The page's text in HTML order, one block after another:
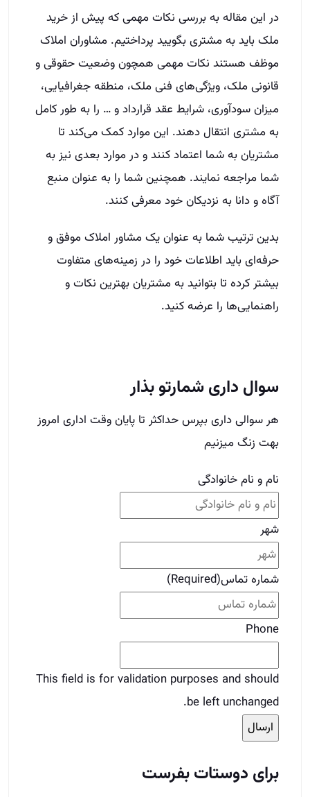
مشتریان به شما اعتماد کنند و در موارد بعدی نیز به
شما مراجعه نمایند. همچنین شما را به عنوان منبع
آگاه و دانا به نزدیکان خود معرفی کنند.
بدین ترتیب شما به عنوان یک مشاور املاک موفق و
حرفه‌ای باید اطلاعات خود را در زمینه‌های متفاوت
بیشتر کرده تا بتوانید به مشتریان بهترین نکات و
راهنمایی‌ها را عرضه کنید.
سوال داری شمارتو بذار
هر سوالی داری بپرس حداکثر تا پایان وقت اداری امروز
بهت زنگ میزنیم
شهر
شماره تماس(Required)
Phone
This field is for validation purposes and should
be left unchanged.
برای دوستات بفرست
قبلیقبلی7 نکته برای بازدید صحیح ملک
بعدیانواع سرمایه گذاری ملکی در دوران رکود بعدی